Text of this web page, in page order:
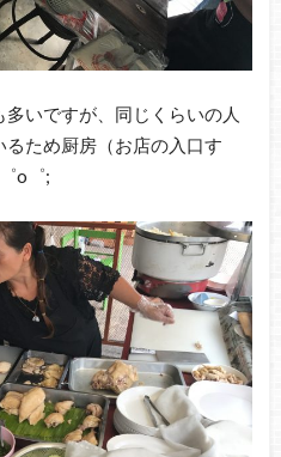
いですが、同じくらいの人
ため厨房（お店の入口す
o゜;